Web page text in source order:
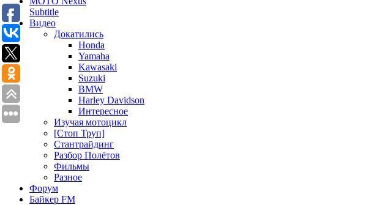
Subtitle
Видео
Докатились
Honda
Yamaha
Kawasaki
Suzuki
BMW
Harley Davidson
Интересное
Изучая мотоцикл
[Стоп Труп]
Стантрайдинг
Разбор Полётов
Фильмы
Разное
Форум
Байкер FM